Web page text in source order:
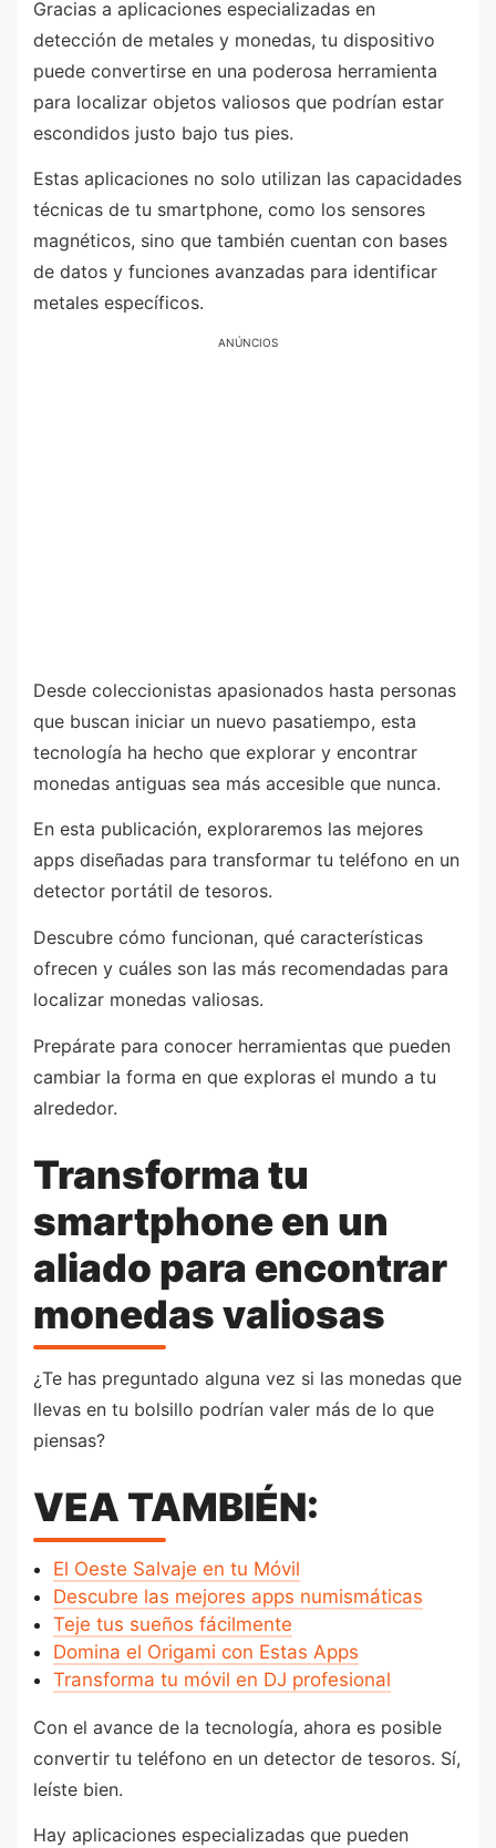
Gracias a aplicaciones especializadas en
detección de metales y monedas, tu dispositivo
puede convertirse en una poderosa herramienta
para localizar objetos valiosos que podrían estar
escondidos justo bajo tus pies.
Estas aplicaciones no solo utilizan las capacidades
técnicas de tu smartphone, como los sensores
magnéticos, sino que también cuentan con bases
de datos y funciones avanzadas para identificar
metales específicos.
ANÚNCIOS
Desde coleccionistas apasionados hasta personas
que buscan iniciar un nuevo pasatiempo, esta
tecnología ha hecho que explorar y encontrar
monedas antiguas sea más accesible que nunca.
En esta publicación, exploraremos las mejores
apps diseñadas para transformar tu teléfono en un
detector portátil de tesoros.
Descubre cómo funcionan, qué características
ofrecen y cuáles son las más recomendadas para
localizar monedas valiosas.
Prepárate para conocer herramientas que pueden
cambiar la forma en que exploras el mundo a tu
alrededor.
Transforma tu
smartphone en un
aliado para encontrar
monedas valiosas
¿Te has preguntado alguna vez si las monedas que
llevas en tu bolsillo podrían valer más de lo que
piensas?
VEA TAMBIÉN:
El Oeste Salvaje en tu Móvil
Descubre las mejores apps numismáticas
Teje tus sueños fácilmente
Domina el Origami con Estas Apps
Transforma tu móvil en DJ profesional
Con el avance de la tecnología, ahora es posible
convertir tu teléfono en un detector de tesoros. Sí,
leíste bien.
Hay aplicaciones especializadas que pueden